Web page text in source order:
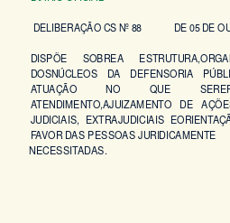
DELIBERAÇÃO CS Nº 88 DE 05 DE
DISPÕE SOBREA
DOSNÚCLEOS DA DEFENSORIA
ATUAÇÃO NO QUE
ATENDIMENTO,AJUIZAMENTO DE
JUDICIAIS, EXTRAJUDICIAIS
FAVOR DAS PESSOAS JURIDICAMENTE
NECESSITADAS.